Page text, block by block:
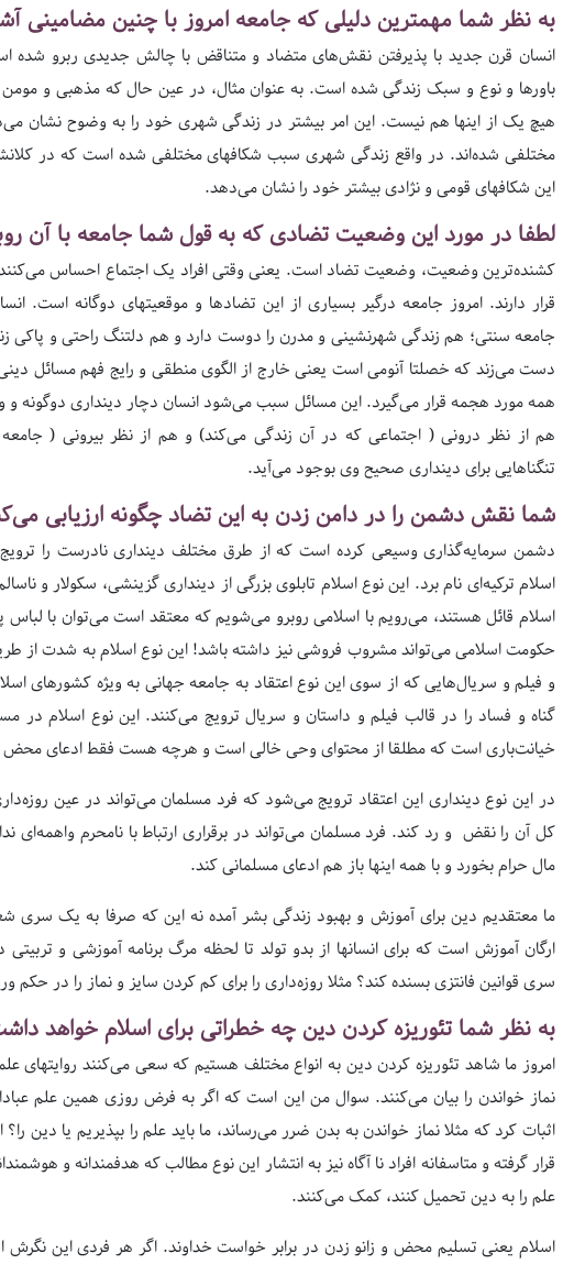
به نظر شما مهمترین دلیلی که جامعه امروز با چنین
انسان قرن جدید با پذیرفتن نقش‌های متضاد و متناقض با چالش جدیدی ربرو شده
باورها و نوع و سبک زندگی شده است. به عنوان مثال، در عین حال که مذهبی و
هیچ یک از اینها هم نیست. این امر بیشتر در زندگی شهری خود را به وضوح نشان
مختلفی شده‌اند. در واقع زندگی شهری سبب شکافهای مختلفی شده است که در
این شکافهای قومی و نژادی بیشتر خود را نشان می‌دهد.
لطفا در مورد این وضعیت تضادی که به قول شما جامعه با آن
کشنده‌ترین وضعیت، وضعیت تضاد است. یعنی وقتی افراد یک اجتماع احساس
قرار دارند. امروز جامعه درگیر بسیاری از این تضادها و موقعیتهای دوگانه
جامعه سنتی؛ هم زندگی شهرنشینی و مدرن را دوست دارد و هم دلتنگ راحتی و پاکی
دست می‌زند که خصلتا آنومی است یعنی خارج از الگوی منطقی و رایج فهم مسائل
همه مورد هجمه قرار می‌گیرد. این مسائل سبب می‌شود انسان دچار دینداری دوگونه و
هم از نظر درونی ( اجتماعی که در آن زندگی می‌کند) و هم از نظر بیرونی (
تنگناهایی برای دینداری صحیح وی بوجود می‌آید.
شما نقش دشمن را در دامن زدن به این تضاد چگونه ارزیابی
دشمن سرمایه‌گذاری وسیعی کرده است که از طرق مختلف دینداری نادرست را ترویج
اسلام ترکیه‌ای نام برد. این نوع اسلام تابلوی بزرگی از دینداری گزینشی، سکولار و
اسلام قائل هستند، می‌رویم با اسلامی روبرو می‌شویم که معتقد است می‌توان با لباس
حکومت اسلامی می‌تواند مشروب فروشی نیز داشته باشد! این نوع اسلام به شدت از
و فیلم و سریال‌هایی که از سوی این نوع اعتقاد به جامعه جهانی به ویژه کشورهای
گناه و فساد را در قالب فیلم و داستان و سریال ترویج می‌کنند. این نوع اسلام در
خیانت‌باری است که مطلقا از محتوای وحی خالی است و هرچه هست فقط ادعای محض
در این نوع دینداری این اعتقاد ترویج می‌شود که فرد مسلمان می‌تواند در عین
کل آن را نقض و رد کند. فرد مسلمان می‌تواند در برقراری ارتباط با نامحرم واهمه‌ای
مال حرام بخورد و با همه اینها باز هم ادعای مسلمانی کند.
ما معتقدیم دین برای آموزش و بهبود زندگی بشر آمده نه این که صرفا به یک سری
ارگان آموزش است که برای انسانها از بدو تولد تا لحظه مرگ برنامه آموزشی و
سری قوانین فانتزی بسنده کند؟ مثلا روزه‌داری را برای کم کردن سایز و نماز را در
به نظر شما تئوریزه کردن دین چه خطراتی برای اسلام خواهد
امروز ما شاهد تئوریزه کردن دین به انواع مختلف هستیم که سعی می‌کنند روایتهای
نماز خواندن را بیان می‌کنند. سوال من این است که اگر به فرض روزی همین علم
اثبات کرد که مثلا نماز خواندن به بدن ضرر می‌رساند، ما باید علم را بپذیریم یا
قرار گرفته و متاسفانه افراد نا آگاه نیز به انتشار این نوع مطالب که هدفمندانه و
علم را به دین تحمیل کنند، کمک می‌کنند.
اسلام یعنی تسلیم محض و زانو زدن در برابر خواست خداوند. اگر هر فردی این نگرش